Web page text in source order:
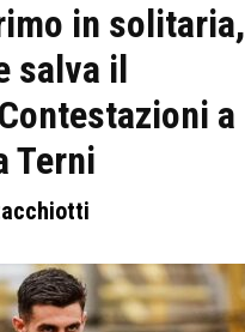
in solitaria,
salva il
a
Terni